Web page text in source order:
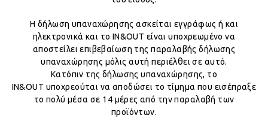
Η δήλωση υπαναχώρησης ασκείται εγγράφως ή και
ηλεκτρονικά και το IN&OUT είναι υποχρεωμένο να
αποστείλει επιβεβαίωση της παραλαβής δήλωσης
υπαναχώρησης μόλις αυτή περιέλθει σε αυτό.
Κατόπιν της δήλωσης υπαναχώρησης, το
IN&OUT υποχρεούται να αποδώσει το τίμημα που εισέπραξε
το πολύ μέσα σε 14 μέρες από την παραλαβή των
προϊόντων.